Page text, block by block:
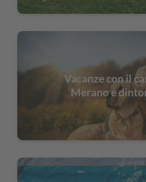
Vacanze con il
Merano e